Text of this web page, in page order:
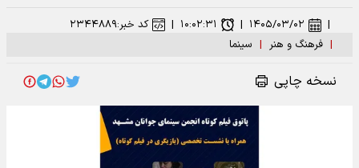
| فرهنگ و هنر | سینما
| ۱۴۰۵/۰۳/۰۲ | ۱۰:۰۲:۳۱ | کد خبر:۲۳۴۴۸۸۹
نسخه چاپی